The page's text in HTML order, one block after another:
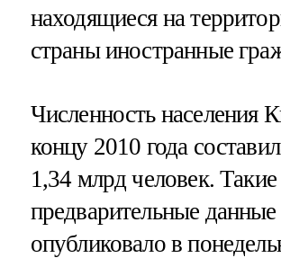
находящиеся на
страны иностранные
Численность населения
концу 2010 года
1,34 млрд человек. Такие
предварительные данные
опубликовало в